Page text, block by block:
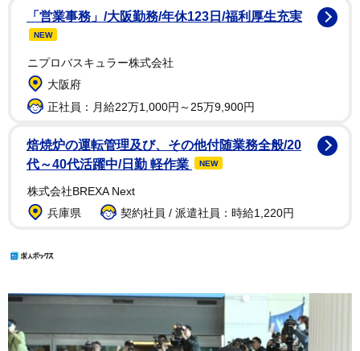
「営業事務」/大阪勤務/年休123日/福利厚生充実
NEW
ニプロバスキュラー株式会社
大阪府
正社員：月給22万1,000円～25万9,900円
焙焼炉の運転管理及び、その他付随業務全般/20
代～40代活躍中/日勤 軽作業
NEW
株式会社BREXA Next
兵庫県
契約社員 / 派遣社員：時給1,220円